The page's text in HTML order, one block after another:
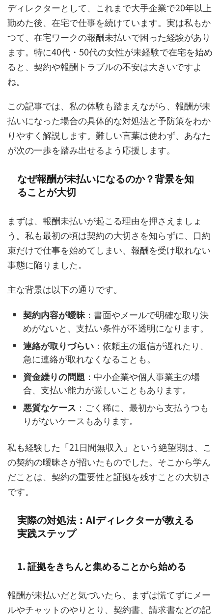
ディレクターとして、これまで大手企業で20年以上
勤めた後、在宅で仕事を続けています。実は私もか
つて、在宅ワークの報酬未払いで困った経験があり
ます。特に40代・50代の女性が未経験で在宅を始め
ると、契約や報酬トラブルの不安は大きいですよ
ね。
この記事では、私の体験も踏まえながら、報酬が未
払いになった場合の具体的な対処法と予防策をわか
りやすく解説します。難しい言葉は使わず、あなた
が次の一歩を踏み出せるよう応援します。
なぜ報酬が未払いになるのか？背景を知
ることが大切
まずは、報酬未払いが起こる理由を押さえましょ
う。私も最初の頃は契約の大切さを知らずに、口約
束だけで仕事を始めてしまい、報酬を受け取れない
事態に陥りました。
主な背景は以下の通りです。
契約内容が曖昧：書面やメールで明確な取り決
めがないと、支払い条件が不透明になります。
連絡が取りづらい ：依頼主の返信が遅れたり、
急に連絡が取れなくなることも。
資金繰りの問題 ：中小企業や個人事業主の場
合、支払い能力が厳しいこともあります。
悪質なケース ：ごく稀に、最初から支払うつも
りがないケースもあります。
私も経験した「21日間無収入」という絶望期は、こ
の契約の曖昧さが招いたものでした。そこから学ん
だことは、契約の重要性と証拠を残すことの大切さ
です。
実際の対処法：AIディレクターが教える
実践ステップ
1. 証拠をきちんと集めることから始める
報酬が未払いだと気づいたら、まずは慌てずにメー
ルやチャットのやりとり、契約書、請求書などの記